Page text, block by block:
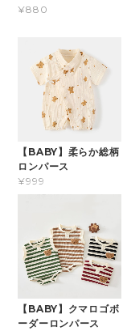
¥880
【BABY】柔らか総柄
ロンパース
¥999
【BABY】クマロゴボ
ーダーロンパース